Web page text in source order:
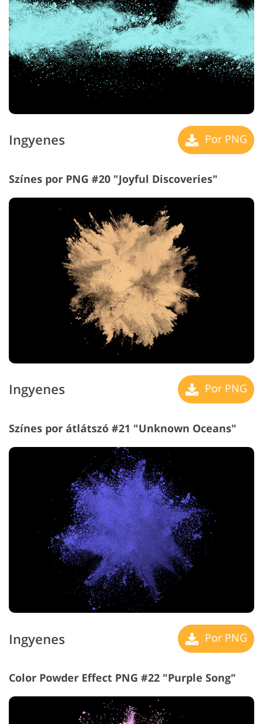
Ingyenes Por PNG
Színes por PNG #20 "Joyful Discoveries"
Ingyenes Por PNG
Színes por átlátszó #21 "Unknown Oceans"
Ingyenes Por PNG
Color Powder Effect PNG #22 "Purple Song"